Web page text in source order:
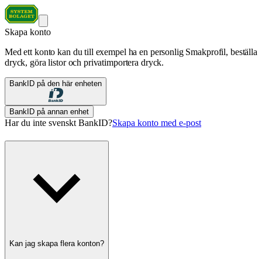
Skapa konto
Med ett konto kan du till exempel ha en personlig Smakprofil, beställa
dryck, göra listor och privatimportera dryck.
BankID på den här enheten
BankID på annan enhet
Har du inte svenskt BankID?Skapa konto med e-post
Kan jag skapa flera konton?